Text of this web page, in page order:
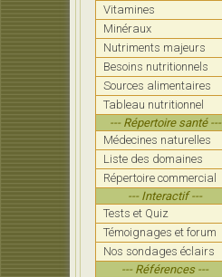
Vitamines
Minéraux
Nutriments majeurs
Besoins nutritionnels
Sources alimentaires
Tableau nutritionnel
--- Répertoire santé ---
Médecines naturelles
Liste des domaines
Répertoire commercial
--- Interactif ---
Tests et Quiz
Témoignages et forum
Nos sondages éclairs
--- Références ---